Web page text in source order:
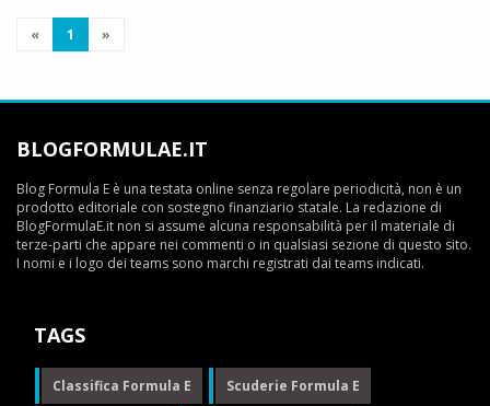
« 1 »
BLOGFORMULAE.IT
Blog Formula E è una testata online senza regolare periodicità, non è un
prodotto editoriale con sostegno finanziario statale. La redazione di
BlogFormulaE.it non si assume alcuna responsabilità per il materiale di
terze-parti che appare nei commenti o in qualsiasi sezione di questo sito.
I nomi e i logo dei teams sono marchi registrati dai teams indicati.
TAGS
Classifica Formula E Scuderie Formula E